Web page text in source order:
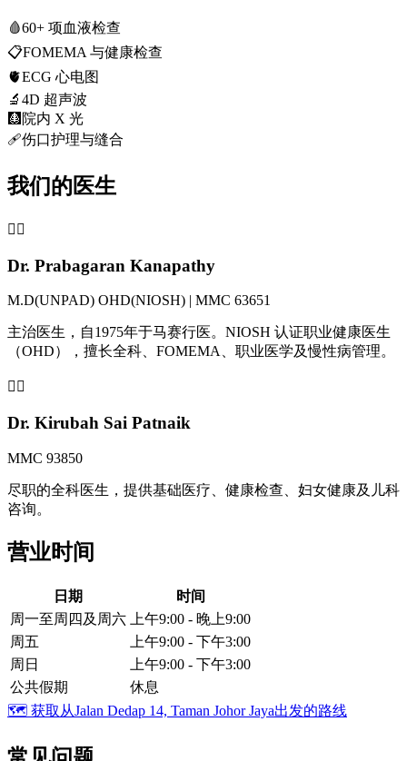
🩸60+ 项血液检查
📋FOMEMA 与健康检查
🫀ECG 心电图
🔬 4D 超声波
🩻 院内 X 光
🩹伤口护理与缝合
我们的医生
👨‍⚕️
Dr. Prabagaran Kanapathy
M.D(UNPAD) OHD(NIOSH) | MMC 63651
主治医生，自1975年于马赛行医。NIOSH 认证职业健康医生
（OHD），擅长全科、FOMEMA、职业医学及慢性病管理。
👩‍⚕️
Dr. Kirubah Sai Patnaik
MMC 93850
尽职的全科医生，提供基础医疗、健康检查、妇女健康及儿科
咨询。
营业时间
日期
时间
周一至周四及周六
上午9:00 - 晚上9:00
周五
上午9:00 - 下午3:00
周日
上午9:00 - 下午3:00
公共假期
休息
🗺️ 获取从Jalan Dedap 14, Taman Johor Jaya出发的路线